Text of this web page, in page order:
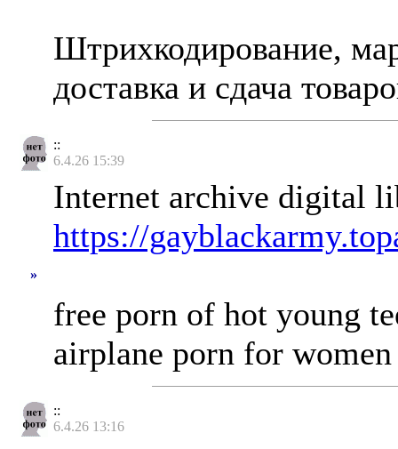
Штрихкодирование,
доставка и сдача
::
6.4.26 15:39
»
Internet archive digital
https://
free porn of hot young
airplane porn for
::
6.4.26 13:16